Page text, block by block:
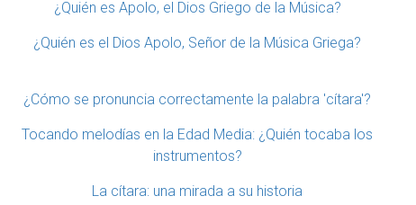
¿Quién es Apolo, el Dios Griego de la Música?
¿Quién es el Dios Apolo, Señor de la Música Griega?
¿Cómo se pronuncia correctamente la palabra 'cítara'?
Tocando melodías en la Edad Media: ¿Quién tocaba los
instrumentos?
La cítara: una mirada a su historia